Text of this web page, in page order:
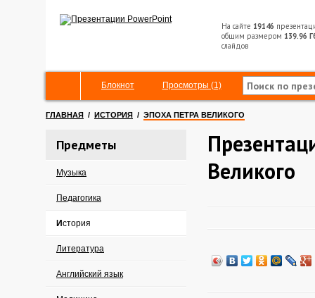
На сайте 19146
общим размером 139.96
слайдов
Блокнот Просмотры (1)
ГЛАВНАЯ / ИСТОРИЯ / ЭПОХА ПЕТРА ВЕЛИКОГО
Предметы
Музыка
Педагогика
История
Литература
Английский язык
Великого